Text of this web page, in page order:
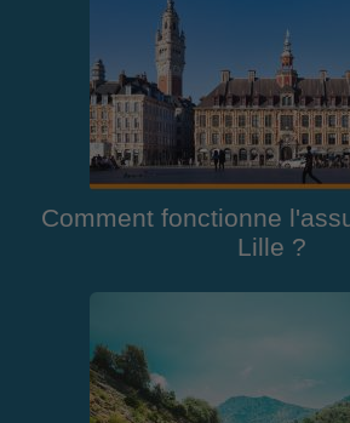
Comment fonctionne
Lille ?